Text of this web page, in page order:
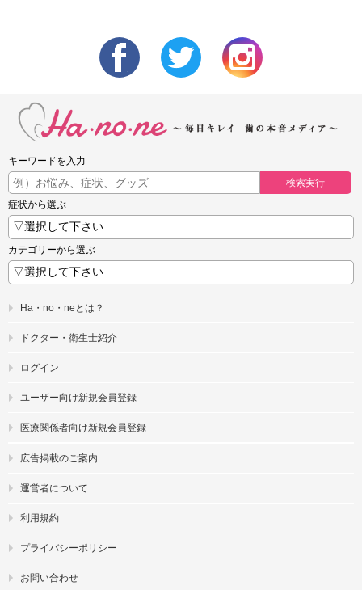
キーワードを入力
検索実行
症状から選ぶ
カテゴリーから選ぶ
Ha・no・neとは？
ドクター・衛生士紹介
ログイン
ユーザー向け新規会員登録
医療関係者向け新規会員登録
広告掲載のご案内
運営者について
利用規約
プライバシーポリシー
お問い合わせ